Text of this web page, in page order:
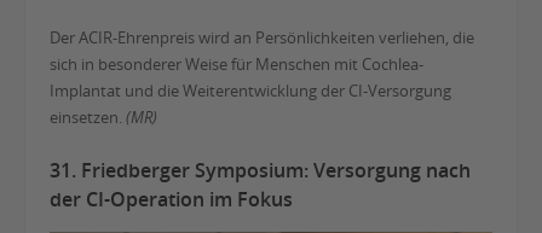
Der ACIR-Ehrenpreis wird an Persönlichkeiten verliehen, die
sich in besonderer Weise für Menschen mit Cochlea-
Implantat und die Weiterentwicklung der CI-Versorgung
einsetzen. (MR)
31. Friedberger Symposium: Versorgung nach
der CI-Operation im Fokus